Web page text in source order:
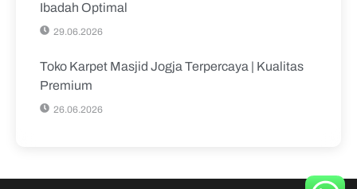
Ibadah Optimal
29.06.2026
Toko Karpet Masjid Jogja Terpercaya | Kualitas
Premium
26.06.2026